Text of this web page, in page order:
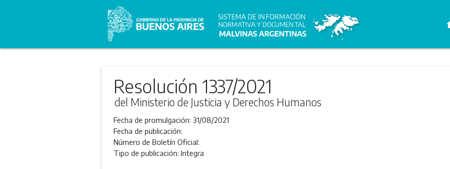
Resolución 1337/2021
del Ministerio de Justicia y Derechos Humanos
Fecha de promulgación: 31/08/2021
Fecha de publicación:
Número de Boletín Oficial:
Tipo de publicación: Integra